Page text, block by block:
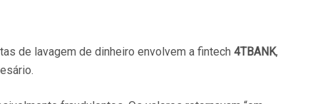
de lavagem de dinheiro envolvem a fintech 4TBANK,